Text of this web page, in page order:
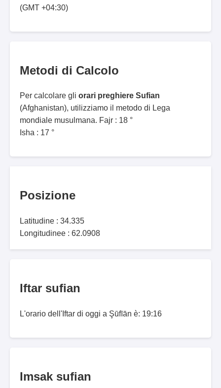
(GMT +04:30)
Metodi di Calcolo
Per calcolare gli orari preghiere Sufian
(Afghanistan), utilizziamo il metodo di Lega
mondiale musulmana. Fajr : 18 °
Isha : 17 °
Posizione
Latitudine : 34.335
Longitudinee : 62.0908
Iftar sufian
L'orario dell'Iftar di oggi a Şūfīān è: 19:16
Imsak sufian